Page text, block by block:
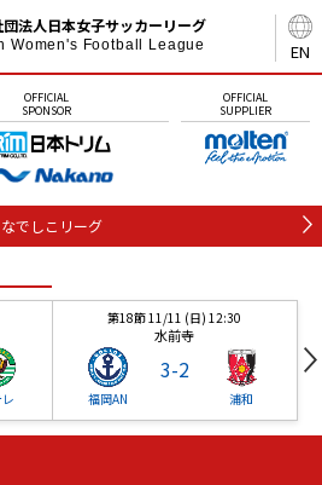
EN
法人日本女子サッカーリーグ
Women's Football League
OFFICIAL
SPONSOR
OFFICIAL
SUPPLIER
なでしこリーグ
第18節 11/11 (日) 12:30
水前寺
福岡AN
3-2
浦和